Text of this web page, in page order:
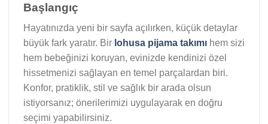
Başlangıç
Hayatınızda yeni bir sayfa açılırken, küçük detaylar
büyük fark yaratır. Bir lohusa pijama takımı hem sizi
hem bebeğinizi koruyan, evinizde kendinizi özel
hissetmenizi sağlayan en temel parçalardan biri.
Konfor, pratiklik, stil ve sağlık bir arada olsun
istiyorsanız; önerilerimizi uygulayarak en doğru
seçimi yapabilirsiniz.